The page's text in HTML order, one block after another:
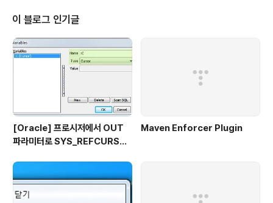
nk 쪽으로 작업을 해야 하나... 흐흠...
이 블로그 인기글
[Oracle] 프로시저에서 OUT
파라미터로 SYS_REFCURSO
Maven Enforcer Plugin